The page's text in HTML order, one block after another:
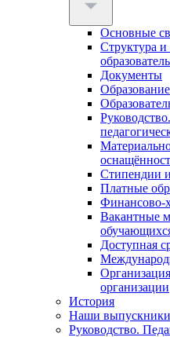
Основные
Структура
Документы
Образование
Стипендии
Платные
Финансово-
Вакантные
Доступная
организации
История
Наши выпускники
Руководство.